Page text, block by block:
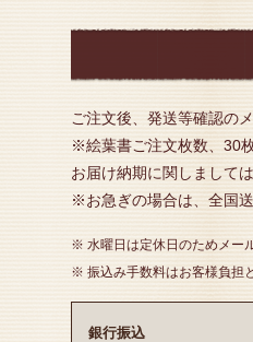
ご注文後、発送等確認の
※絵葉書ご注文枚数、30
お届け納期に関しまして
※お急ぎの場合は、全国
※ 水曜日は定休日のためメー
※ 振込み手数料はお客様負担
銀行振込